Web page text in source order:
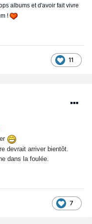
albums et d'avoir fait vivre
!
11
devrait arriver bientôt.
dans la foulée.
7